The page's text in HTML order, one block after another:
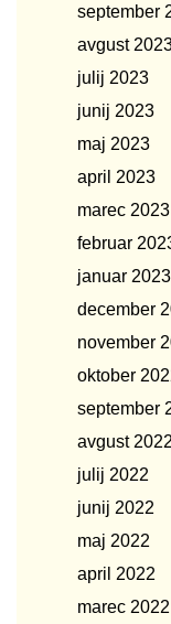
september
avgust
julij 2023
junij 2023
maj 2023
april 2023
marec 2023
februar
januar 2023
december
november
oktober
september
avgust 2022
julij 2022
junij 2022
maj 2022
april 2022
marec 2022